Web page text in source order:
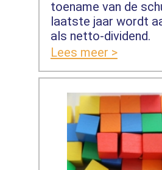
toename van de
laatste jaar wordt
als netto-dividend.
Lees meer >